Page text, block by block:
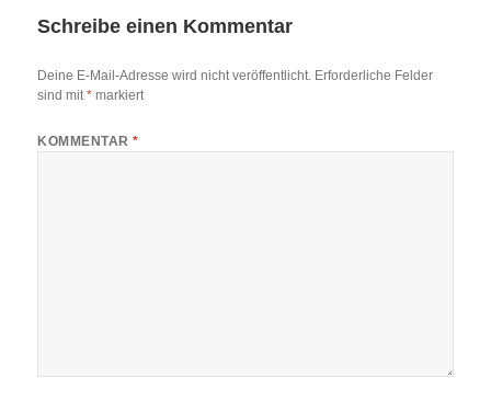
Schreibe einen Kommentar
Deine E-Mail-Adresse wird nicht veröffentlicht. Erforderliche Felder
sind mit* markiert
KOMMENTAR*